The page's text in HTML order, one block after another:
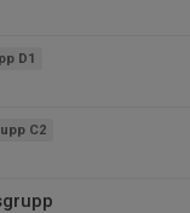
D1
C2